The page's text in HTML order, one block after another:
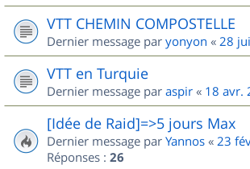
VTT CHEMIN COMPOSTELLE
Dernier message par yonyon « 28
VTT en Turquie
Dernier message par aspir « 18 avr.
[Idée de Raid]=>5 jours Max
Dernier message par Yannos « 23
Réponses : 26